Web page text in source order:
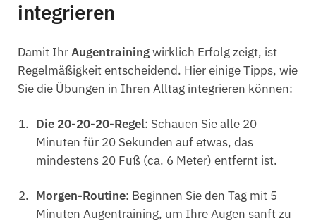
integrieren
Damit IhrAugentrainingwirklich Erfolg zeigt, ist
Regelmäßigkeit entscheidend. Hier einige Tipps, wie
Sie die Übungen in Ihren Alltag integrieren können:
Die 20-20-20-Regel: Schauen Sie alle 20
Minuten für 20 Sekunden auf etwas, das
mindestens 20 Fuß (ca. 6 Meter) entfernt ist.
Morgen-Routine: Beginnen Sie den Tag mit 5
Minuten Augentraining, um Ihre Augen sanft zu